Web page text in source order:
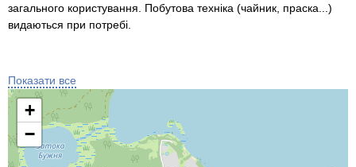
загального користування. Побутова техніка (чайник, праска...)
видаються при потребі.
Восени запрошуємо на гриби та риболовлю.
Ціна:
Будинок зі зручностями - 850 грн/доба
Окремий будинок - 650 грн/доба.
Показати все
+
−